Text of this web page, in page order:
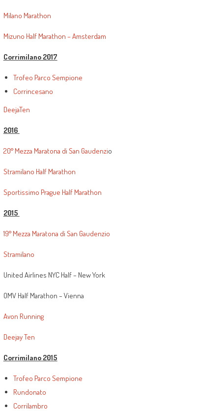
Milano Marathon
Mizuno Half Marathon – Amsterdam
Corrimilano 2017
Trofeo Parco Sempione
Corrincesano
DeejaTen
2016
20° Mezza Maratona di San Gaudenzio
Stramilano Half Marathon
Sportissimo Prague Half Marathon
2015
19° Mezza Maratona di San Gaudenzio
Stramilano
United Airlines NYC Half – New York
OMV Half Marathon – Vienna
Avon Running
Deejay Ten
Corrimilano 2015
Trofeo Parco Sempione
Rundonato
Corrilambro